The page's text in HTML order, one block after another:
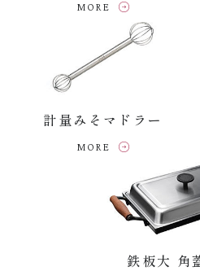
MORE
計量みそマドラー
MORE
鉄板大 角